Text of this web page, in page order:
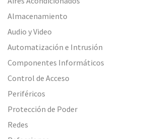
Almacenamiento
Audio y Video
Automatización e Intrusión
Componentes Informáticos
Control de Acceso
Periféricos
Protección de Poder
Redes